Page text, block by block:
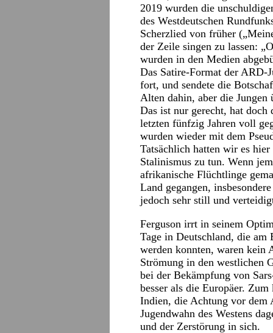
2019 wurden die
des Westdeutschen
Scherzlied von früher
der Zeile singen zu lassen:
wurden in den Medien
Das Satire-Format der ARD-
fort, und sendete die
Alten dahin, aber die Jungen
Das ist nur gerecht, hat doch
letzten fünfzig Jahren voll
wurden wieder mit dem
Tatsächlich hatten wir es
Stalinismus zu tun. Wenn
afrikanische Flüchtlinge
Land gegangen,
jedoch sehr still und
Ferguson irrt in seinem
Tage in Deutschland, die am
werden konnten, waren kein
Strömung in den westlichen
bei der Bekämpfung von
besser als die Europäer.
Indien, die Achtung vor dem
Jugendwahn des Westens
und der Zerstörung in sich.